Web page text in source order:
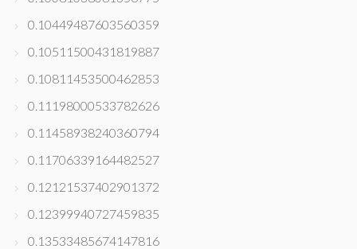
0.10449487603560359
0.10511500431819887
0.10811453500462853
0.11198000533782626
0.11458938240360794
0.11706339164482527
0.12121537402901372
0.12399940727459835
0.13533485674147816